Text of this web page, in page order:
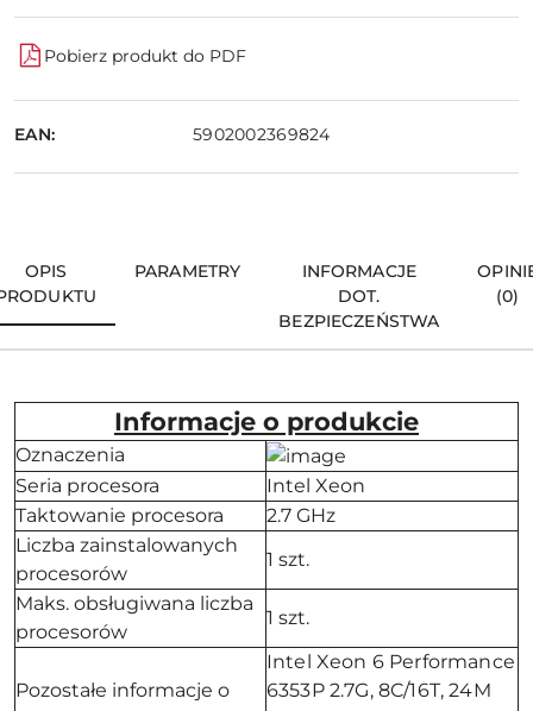
Pobierz produkt do PDF
EAN: 5902002369824
OPIS
PARAMETRY
INFORMACJE
DOT.
BEZPIECZEŃSTWA
(0)
Informacje o produkcie
Oznaczenia
Seria procesora
Intel Xeon
Taktowanie procesora
2.7 GHz
Liczba zainstalowanych
procesorów
1 szt.
Maks. obsługiwana liczba
procesorów
1 szt.
Pozostałe informacje o
Intel Xeon 6 Performance
6353P 2.7G, 8C/16T, 24M